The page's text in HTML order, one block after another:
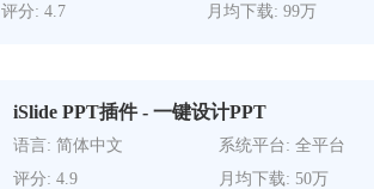
评分: 4.7
月均下载: 99万
iSlide PPT插件 - 一键设计PPT
语言: 简体中文
系统平台: 全平台
评分: 4.9
月均下载: 50万